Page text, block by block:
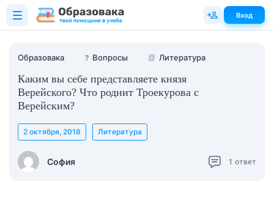
Образовака ❓ Вопросы 📗 Литература
Каким вы себе представляете князя
Верейского? Что роднит Троекурова с
Верейским?
София
2 октября, 2018 Литература
1 ответ
Вход